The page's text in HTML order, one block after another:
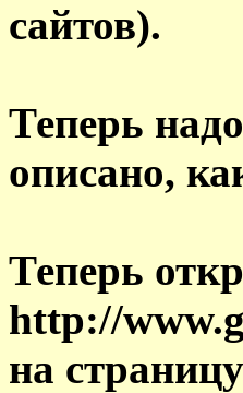
сайтов).
Теперь
описано,
Теперь
http://
на страницу